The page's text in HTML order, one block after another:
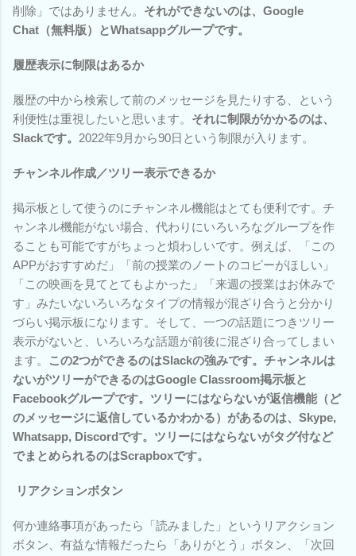
削除」ではありません。 それができないのは、Google
Chat（無料版）とWhatsappグループです。
履歴表示に制限はあるか
履歴の中から検索して前のメッセージを見たりする、という
利便性は重視したいと思います。 それに制限がかかるのは、
Slackです。 2022年9月から90日という制限が入ります。
チャンネル作成／ツリー表示できるか
掲示板として使うのにチャンネル機能はとても便利です。チ
ャンネル機能がない場合、代わりにいろいろなグループを作
ることも可能ですがちょっと煩わしいです。例えば、「この
APPがおすすめだ」「前の授業のノートのコピーがほしい」
「この映画を見てとてもよかった」「来週の授業はお休みで
す」みたいないろいろなタイプの情報が混ざり合うと分かり
づらい掲示板になります。そして、一つの話題につきツリー
表示がないと、いろいろな話題が前後に混ざり合ってしまい
ます。
この2つができるのはSlackの強みです。チャンネルは
ないがツリーができるのはGoogle Classroom掲示板と
Facebookグループです。ツリーにはならないが返信機能（ど
のメッセージに返信しているかわかる）があるのは、Skype,
Whatsapp, Discordです。ツリーにはならないがタグ付など
でまとめられるのはScrapboxです。
リアクションボタン
何か連絡事項があったら「読みました」というリアクション
ボタン、有益な情報だったら「ありがとう」ボタン、「次回